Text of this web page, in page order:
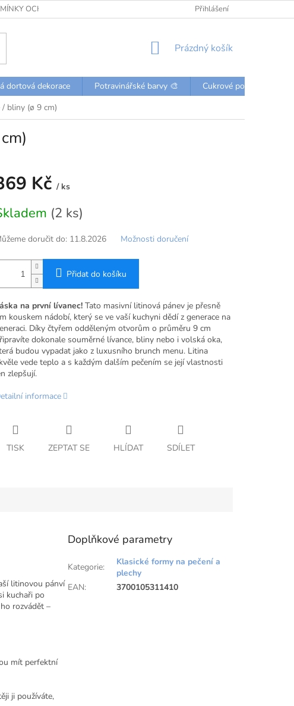
OCHRANY OSOBNÍCH ÚDAJŮ KONTAKTYPřihlášení
NÁKUPNÍ
Prázdný košík
dortová dekorace Potravinářské barvy 🎨
Cukrové posypky a
bliny (ø 9 cm)
Kč / ks
(2 ks)
doručit do: 11.8.2026 Možnosti doručení
Přidat do košíku
na první lívanec!Tato masivní litinová pánev je přesně
kouskem nádobí, který se ve vaší kuchyni dědí z generace na
Díky čtyřem odděleným otvorům o průměru 9 cm
dokonale souměrné lívance, bliny nebo i volská oka,
budou vypadat jako z luxusního brunch menu. Litina
vede teplo a s každým dalším pečením se její vlastnosti
zlepšují.
informace
TISK ZEPTAT SE HLÍDAT SDÍLET
litinovou pánví
kuchaři po
rozvádět –
mít perfektní
ji používáte,
Doplňkové parametry
Kategorie:
Klasické formy na pečení a
plechy
EAN: 3700105311410